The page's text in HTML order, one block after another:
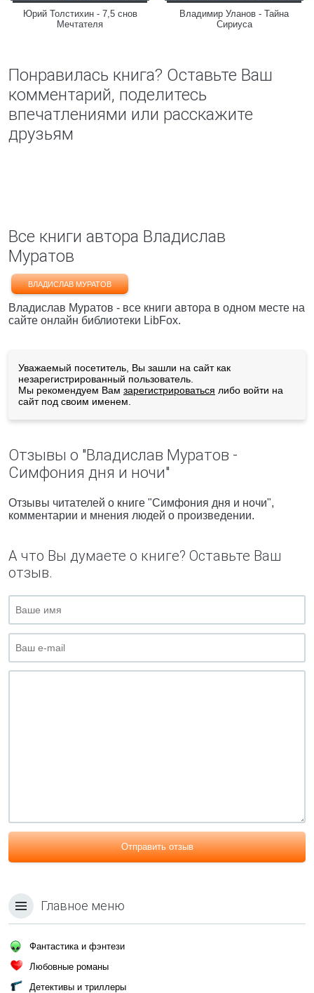
Юрий Толстихин - 7,5 снов
Мечтателя
Владимир Уланов - Тайна
Сириуса
Понравилась книга? Оставьте Ваш
комментарий, поделитесь
впечатлениями или расскажите
друзьям
Все книги автора Владислав
Муратов
ВЛАДИСЛАВ МУРАТОВ
Владислав Муратов - все книги автора в одном месте на
сайте онлайн библиотеки LibFox.
Уважаемый посетитель, Вы зашли на сайт как
незарегистрированный пользователь.
Мы рекомендуем Вам зарегистрироваться либо войти на
сайт под своим именем.
Отзывы о "Владислав Муратов -
Симфония дня и ночи"
Отзывы читателей о книге "Симфония дня и ночи",
комментарии и мнения людей о произведении.
А что Вы думаете о книге? Оставьте Ваш
отзыв.
Отправить отзыв
Главное меню
Фантастика и фэнтези
Любовные романы
Детективы и триллеры